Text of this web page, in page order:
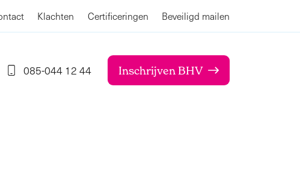
Klachten Certificeringen Beveiligd mailen
085-044 12 44 Inschrijven BHV